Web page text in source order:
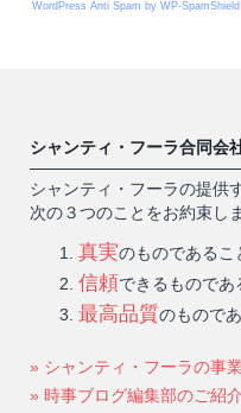
WordPress Anti Spam by WP-SpamShield
シャンティ・フーラ合同会
シャンティ・フーラの提供
次の３つのことをお約束し
真実のものであるこ
信頼できるものであ
最高品質のもので
» シャンティ・フーラの事
» 時事ブログ編集部のご紹介